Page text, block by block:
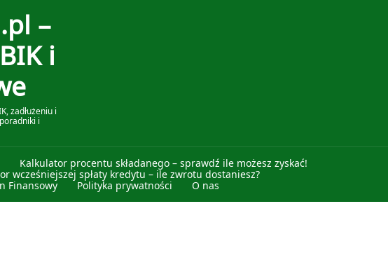
–
i
zadłużeniu i
i
Kalkulator procentu składanego – sprawdź ile możesz zyskać!
wcześniejszej spłaty kredytu – ile zwrotu dostaniesz?
Finansowy Polityka prywatności O nas